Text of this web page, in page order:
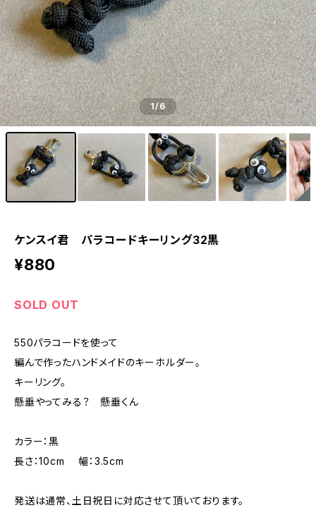
1/6
ケンスイ君 パラコードキーリング32黒
¥880
SOLD OUT
550パラコードを使って
編んで作ったハンドメイドのキーホルダー。
キーリング。
懸垂やってみる？ 懸垂くん
カラー：黒
長さ：10cm 幅：3.5cm
発送は通常、土日祝日に対応させて頂いております。